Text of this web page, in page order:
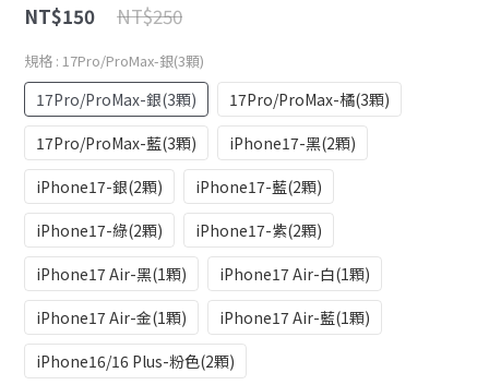
NT$250
NT$150
規格 : 17Pro/ProMax-銀(3顆)
17Pro/ProMax-銀(3顆)
17Pro/ProMax-橘(3顆)
17Pro/ProMax-藍(3顆)
iPhone17-黑(2顆)
iPhone17-銀(2顆)
iPhone17-藍(2顆)
iPhone17-綠(2顆)
iPhone17-紫(2顆)
iPhone17 Air-黑(1顆)
iPhone17 Air-白(1顆)
iPhone17 Air-金(1顆)
iPhone17 Air-藍(1顆)
iPhone16/16 Plus-粉色(2顆)